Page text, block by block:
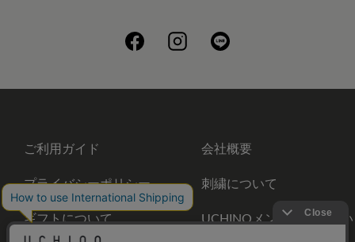
ご利用ガイド 会社概要
プライバシーポリシー 刺繍について
ギフトについて
UCHINOメンバーズについ